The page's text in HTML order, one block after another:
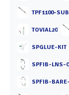
TPF1100-SUB
TOVIAL20
SPGLUE-KIT
SPFIB-LNS-
SPFIB-